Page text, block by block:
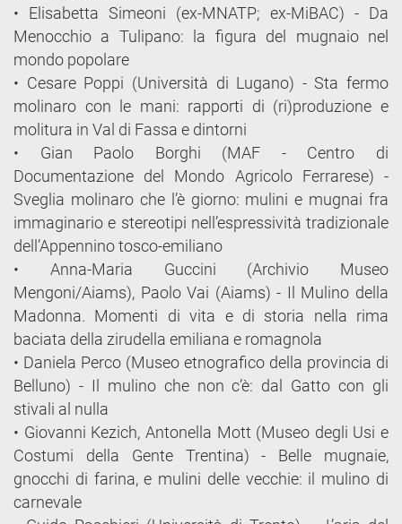
• Elisabetta Simeoni (ex-MNATP; ex-MiBAC) - Da
Menocchio a Tulipano: la figura del mugnaio nel
mondo popolare
• Cesare Poppi (Università di Lugano) - Sta fermo
molinaro con le mani: rapporti di (ri)produzione e
molitura in Val di Fassa e dintorni
• Gian Paolo Borghi (MAF - Centro di
Documentazione del Mondo Agricolo Ferrarese) -
Sveglia molinaro che l’è giorno: mulini e mugnai fra
immaginario e stereotipi nell’espressività tradizionale
dell’Appennino tosco-emiliano
• Anna-Maria Guccini (Archivio Museo
Mengoni/Aiams), Paolo Vai (Aiams) - Il Mulino della
Madonna. Momenti di vita e di storia nella rima
baciata della zirudella emiliana e romagnola
• Daniela Perco (Museo etnografico della provincia di
Belluno) - Il mulino che non c’è: dal Gatto con gli
stivali al nulla
• Giovanni Kezich, Antonella Mott (Museo degli Usi e
Costumi della Gente Trentina) - Belle mugnaie,
gnocchi di farina, e mulini delle vecchie: il mulino di
carnevale